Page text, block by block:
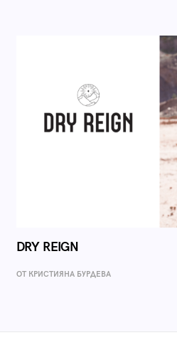
DRY REIGN
ОТ КРИСТИЯНА БУРДЕВА